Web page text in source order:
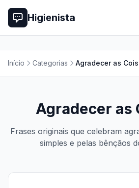
Higienista
Início Categorias Agradecer as
Agradecer as
Frases originais que celebram
simples e pelas bênçãos